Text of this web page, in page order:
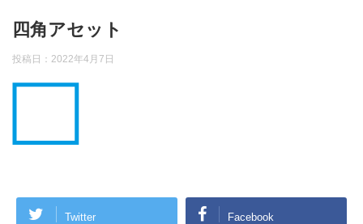
四角アセット
投稿日： 2022年4月7日
Twitter Facebook